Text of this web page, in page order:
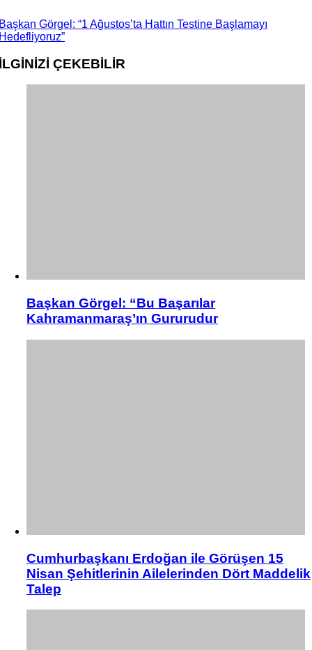
Görgel: “1 Ağustos’ta Hattın Testine Başlamayı
ÇEKEBİLİR
Başkan Görgel: “Bu Başarılar
Kahramanmaraş’ın Gururudur
Cumhurbaşkanı Erdoğan ile Görüşen 15
Nisan Şehitlerinin Ailelerinden Dört Maddelik
Talep